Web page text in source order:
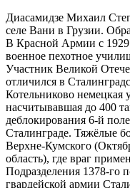
Диасамидзе Михаил
селе Вани в Грузии.
В Красной Армии с 1929
военное пехотное
Участник Великой
отличился в
Котельниково немецкая
насчитывавшая до 400
деблокирования 6-й
Сталинграде. Тяжёлые
Верхне-Кумского
область), где враг
Подразделения 1378-го
гвардейской армии